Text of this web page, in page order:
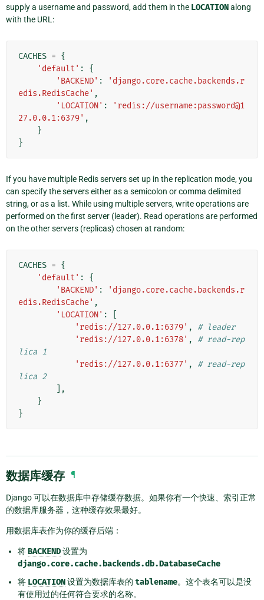
supply a username and password, add them in the LOCATIONalong
with the URL:
CACHES = {
'default' :
{
'BACKEND' :
'django.core.cache.backends.r
edis.RedisCache' ,
'LOCATION' :
'redis://username:password@1
27.0.0.1:6379' ,
}
}
If you have multiple Redis servers set up in the replication mode, you
can specify the servers either as a semicolon or comma delimited
string, or as a list. While using multiple servers, write operations are
performed on the first server (leader). Read operations are performed
on the other servers (replicas) chosen at random:
CACHES = {
'default' :
{
'BACKEND' :
'django.core.cache.backends.r
edis.RedisCache' ,
'LOCATION' :
'redis://127.0.0.1:6379' ,
# leader
'redis://127.0.0.1:6378' ,
# read-rep
lica 1
'redis://127.0.0.1:6377' ,
# read-rep
lica 2
],
}
}
数据库缓存 ¶
Django 可以在数据库中存储缓存数据。如果你有一个快速、索引正常
的数据库服务器，这种缓存效果最好。
用数据库表作为你的缓存后端：
将BACKEND设置为
django.core.cache.backends.db.DatabaseCache
将 LOCATION设置为数据库表的 tablename。这个表名可以是没
有使用过的任何符合要求的名称。